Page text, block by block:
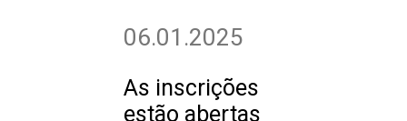
06.01.2025
As inscrições
estão abertas